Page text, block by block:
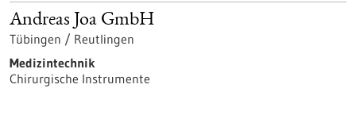
Andreas Joa GmbH
Tübingen / Reutlingen
Medizintechnik
Chirurgische Instrumente